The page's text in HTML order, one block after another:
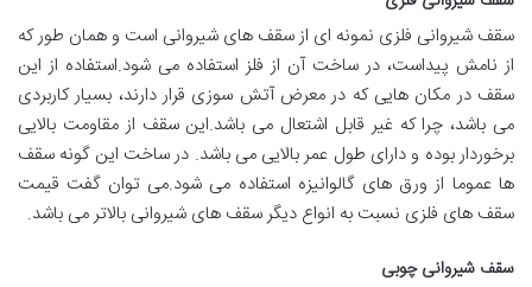
سقف شیروانی فلزی نمونه ای از سقف های شیروانی است و همان طور که
از نامش پیداست، در ساخت آن از فلز استفاده می شود.استفاده از این
سقف در مکان هایی که در معرض آتش سوزی قرار دارند، بسیار کاربردی
می باشد، چرا که غیر قابل اشتعال می باشد.این سقف از مقاومت بالایی
برخوردار بوده و دارای طول عمر بالایی می باشد. در ساخت این گونه سقف
ها عموما از ورق های گالوانیزه استفاده می شود.می توان گفت قیمت
سقف های فلزی نسبت به انواع دیگر سقف های شیروانی بالاتر می باشد.
سقف شیروانی چوبی